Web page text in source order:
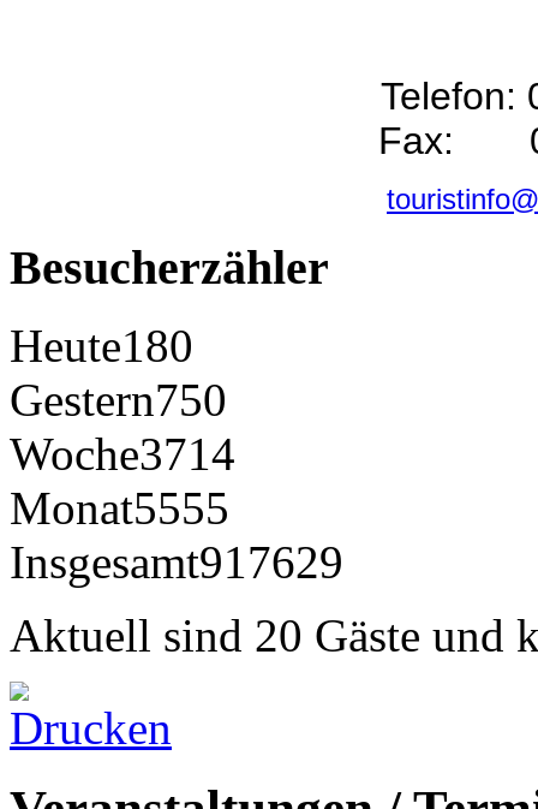
Telefon:
Fax:
Besucherzähler
Heute180
Gestern750
Woche3714
Monat5555
Insgesamt917629
Aktuell sind 20 Gäste und